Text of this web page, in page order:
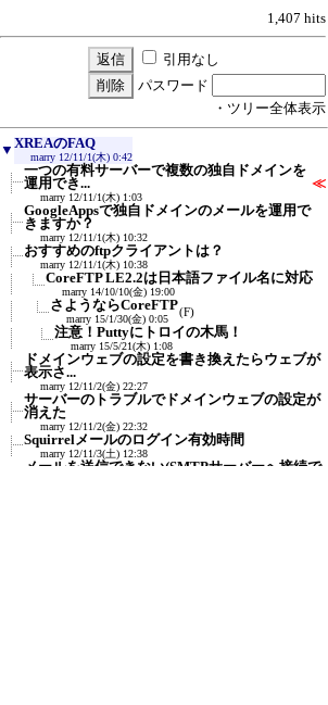
1,407 hits
引用なし
パスワード
・ツリー全体表示
▼ XREAのFAQ
marry 12/11/1(木) 0:42
一つの有料サーバーで複数の独自ドメインを
運用でき...
marry 12/11/1(木) 1:03
≪
GoogleAppsで独自ドメインのメールを運用で
きますか？
marry 12/11/1(木) 10:32
おすすめのftpクライアントは？
marry 12/11/1(木) 10:38
CoreFTP LE2.2は日本語ファイル名に対応
marry 14/10/10(金) 19:00
さようならCoreFTP
marry 15/1/30(金) 0:05
(F)
注意！Puttyにトロイの木馬！
marry 15/5/21(木) 1:08
ドメインウェブの設定を書き換えたらウェブが
表示さ...
marry 12/11/2(金) 22:27
サーバーのトラブルでドメインウェブの設定が
消えた
marry 12/11/2(金) 22:32
Squirrelメールのログイン有効時間
marry 12/11/3(土) 12:38
メールを送信できない(SMTPサーバーへ接続で